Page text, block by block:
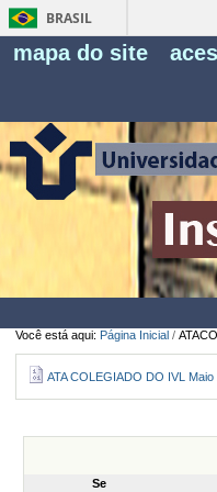
BRASIL
mapa do site
Você está aqui: Página Inicial /
ATA COLEGIADO DO IVL
Se